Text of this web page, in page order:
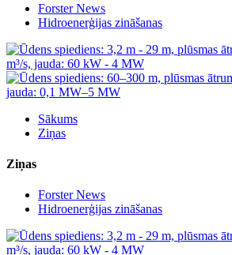
Forster News
Hidroenerģijas zināšanas
Sākums
Ziņas
Ziņas
Forster News
Hidroenerģijas zināšanas